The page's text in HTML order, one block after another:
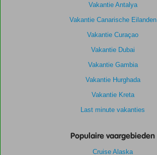
Vakantie Antalya
Vakantie Canarische Eilanden
Vakantie Curaçao
Vakantie Dubai
Vakantie Gambia
Vakantie Hurghada
Vakantie Kreta
Last minute vakanties
Populaire vaargebieden
Cruise Alaska